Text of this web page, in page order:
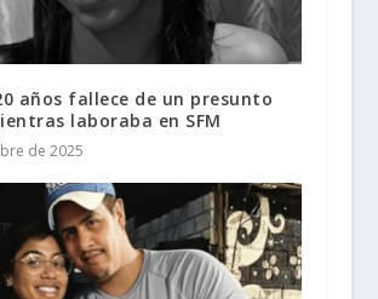
años fallece de un presunto
laboraba en SFM
de 2025